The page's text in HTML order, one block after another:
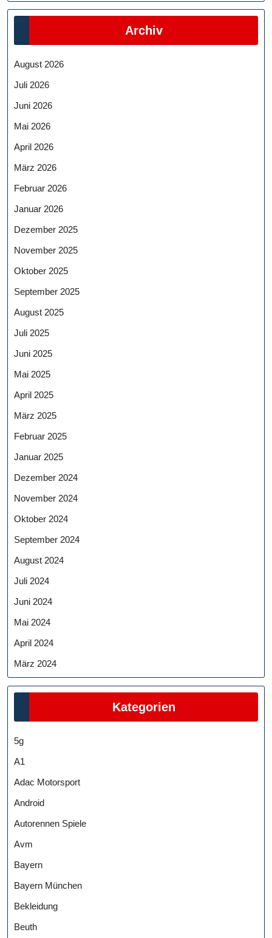
Archiv
August 2026
Juli 2026
Juni 2026
Mai 2026
April 2026
März 2026
Februar 2026
Januar 2026
Dezember 2025
November 2025
Oktober 2025
September 2025
August 2025
Juli 2025
Juni 2025
Mai 2025
April 2025
März 2025
Februar 2025
Januar 2025
Dezember 2024
November 2024
Oktober 2024
September 2024
August 2024
Juli 2024
Juni 2024
Mai 2024
April 2024
März 2024
Kategorien
5g
A1
Adac Motorsport
Android
Autorennen Spiele
Avm
Bayern
Bayern München
Bekleidung
Beuth